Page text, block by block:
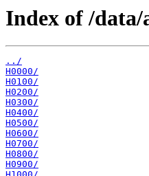
Index of /data/
../
H0000/
H0100/
H0200/
H0300/
H0400/
H0500/
H0600/
H0700/
H0800/
H0900/